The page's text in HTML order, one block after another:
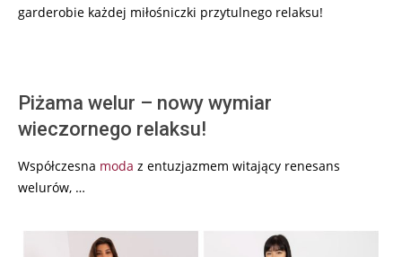
garderobie każdej miłośniczki przytulnego relaksu!
Piżama welur – nowy wymiar
wieczornego relaksu!
Współczesna moda z entuzjazmem witający renesans
welurów, …